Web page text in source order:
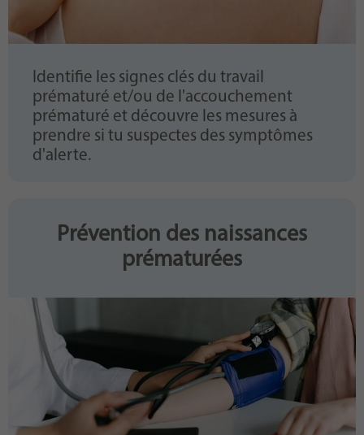
Identifie les signes clés du travail
prématuré et/ou de l'accouchement
prématuré et découvre les mesures à
prendre si tu suspectes des symptômes
d'alerte.
Prévention des naissances
prématurées